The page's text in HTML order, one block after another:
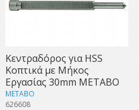
Kεντραδόρος για HSS
Κοπτικά με Μήκος
Εργασίας 30mm METABO
METABO
626608